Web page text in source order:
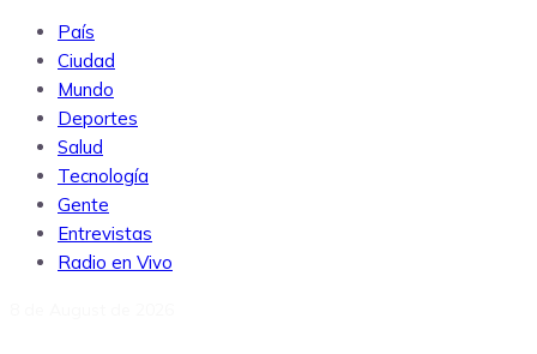
País
Ciudad
Mundo
Deportes
Salud
Tecnología
Gente
Entrevistas
Radio en Vivo